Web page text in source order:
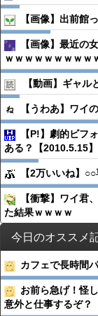
【画像】出前館
【画像】最近の
ｗｗｗｗｗｗｗｗｗ
【動画】ギャ
【うわあ】ワイ
【P!】劇的ビフ
ある？【2010.5.15】
【2万いいね】
【衝撃】ワイ君
た結果ｗｗｗｗ
今日のオススメ
カフェで長時間
お前ら急げ！怪
意外と仕事するぞ？